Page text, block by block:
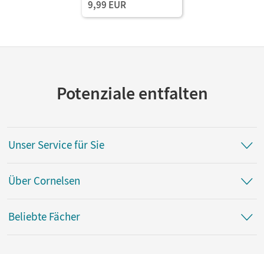
9,99 EUR
Potenziale entfalten
Unser Service für Sie
Über Cornelsen
Beliebte Fächer